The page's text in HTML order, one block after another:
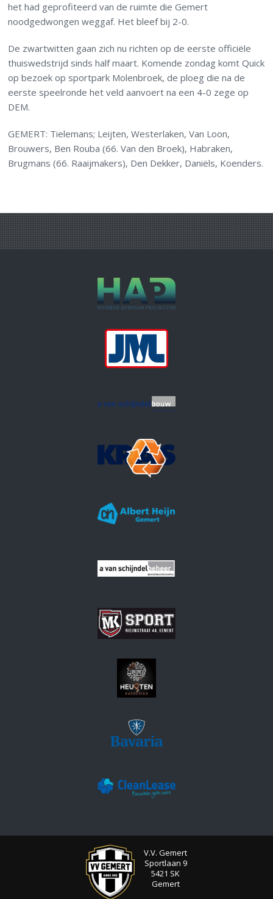
het had geprofiteerd van de ruimte die Gemert
noodgedwongen weggaf. Het bleef bij 2-0.
De zwartwitten gaan zich nu richten op de eerste officiële
thuiswedstrijd sinds half maart. Komende zondag komt Quick
op bezoek op sportpark Molenbroek, de ploeg die na de
eerste speelronde het veld aanvoert na een 4-0 zege op
DEM.
GEMERT: Tielemans; Leijten, Westerlaken, Van Loon,
Brouwers, Ben Rouba (66. Van den Broek), Habraken,
Brugmans (66. Raaijmakers), Den Dekker, Daniëls, Koenders.
V.V. Gemert
Sportlaan 9
5421 SK
Gemert